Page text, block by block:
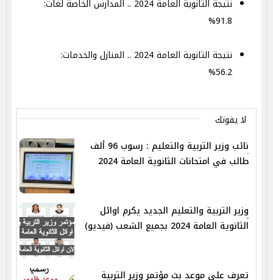
نتيجة الثانوية العامة 2024 .. المدارس الخاصة لغات:
91.8%
نتيجة الثانوية العامة 2024 .. المنازل والخدمات:
56.2%
لا يفوتك
نائب وزير التربية والتعليم : رسوب 96 ألف
طالب في امتحانات الثانوية العامة 2024
وزير التربية والتعليم الجديد يكرم اوائل
الثانوية العامة 2024 بجميع الشعب (فيديو)
تعرف علي موعد بث مؤتمر وزير التربية